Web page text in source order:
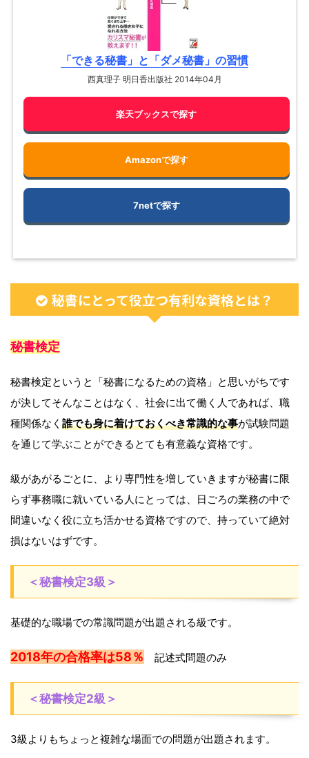
「できる秘書」と「ダメ秘書」の習慣
西真理子 明日香出版社 2014年04月
楽天ブックスで探す
Amazonで探す
7netで探す
秘書にとって役立つ有利な資格とは？
秘書検定
秘書検定というと「秘書になるための資格」と思いがちです
が決してそんなことはなく、社会に出て働く人であれば、職
種関係なく 誰でも身に着けておくべき常識的な事が試験問題
を通じて学ぶことができるとても有意義な資格です。
級があがるごとに、より専門性を増していきますが秘書に限
らず事務職に就いている人にとっては、日ごろの業務の中で
間違いなく役に立ち活かせる資格ですので、持っていて絶対
損はないはずです。
＜秘書検定3級＞
基礎的な職場での常識問題が出題される級です。
2018年の合格率は58％ 記述式問題のみ
＜秘書検定2級＞
3級よりもちょっと複雑な場面での問題が出題されます。